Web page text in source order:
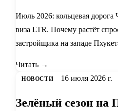
Июль 2026: кольцевая дорога
виза LTR. Почему растёт
застройщика на западе
Читать →
НОВОСТИ 16 июля 2026 г.
Зелёный сезон на